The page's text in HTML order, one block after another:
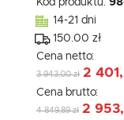
Kod produktu:
14-21 dni
150.00 zł
Cena netto:
3 943,00 zł 2
Cena brutto:
4 849,89 zł 2